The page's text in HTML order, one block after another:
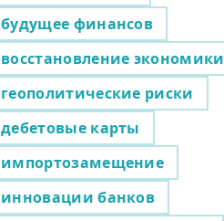
будущее финансов
восстановление экономики
геополитические риски
дебетовые карты
импортозамещение
инновации банков